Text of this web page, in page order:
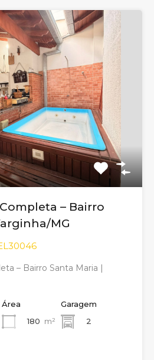
– Bairro
MG
– Bairro Santa Maria |
Área
180 m²
Garagem
2